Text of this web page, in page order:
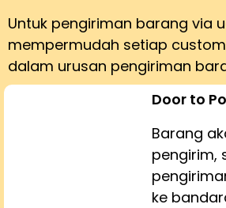
Untuk pengiriman barang via
mempermudah setiap
dalam urusan pengiriman
Door to
Barang
pengirim,
ke